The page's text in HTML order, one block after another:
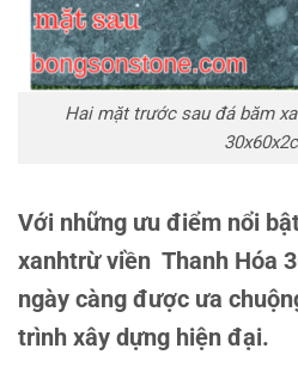
Hai mặt trước sau đá băm
Với những ưu điểm nổi
xanhtrừ viền Thanh Hóa
ngày càng được ưa
trình xây dựng hiện đại.